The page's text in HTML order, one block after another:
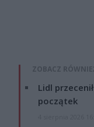
ZOBACZ
Lidl
początek